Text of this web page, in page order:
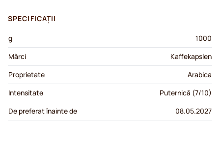
SPECIFICAȚII
g
1000
Mărci
Kaffekapslen
Proprietate
Arabica
Intensitate
Puternică (7/10)
De preferat înainte de
08.05.2027